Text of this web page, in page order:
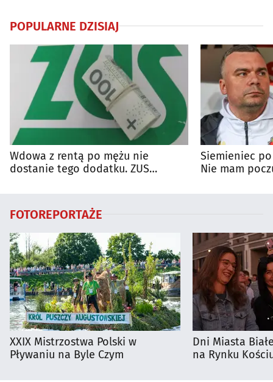
POPULARNE DZISIAJ
Wdowa z rentą po mężu nie
dostanie tego dodatku. ZUS
Siemieniec
Nie mam
FOTOREPORTAŻE
XXIX Mistrzostwa Polski w
Pływaniu na Byle Czym
Dni Miasta
na Rynku